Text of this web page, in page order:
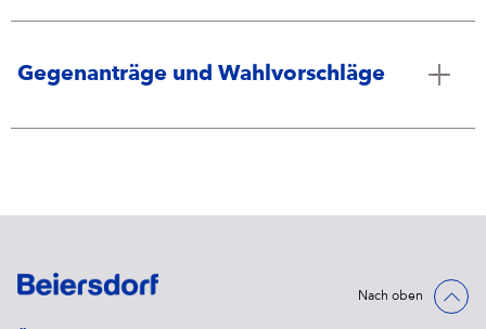
Gegenanträge und Wahlvorschläge
Nach oben